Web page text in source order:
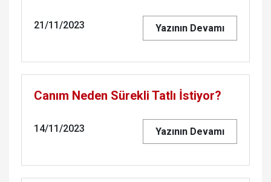
21/11/2023 Yazının Devamı
Canım Neden Sürekli Tatlı İstiyor?
14/11/2023 Yazının Devamı